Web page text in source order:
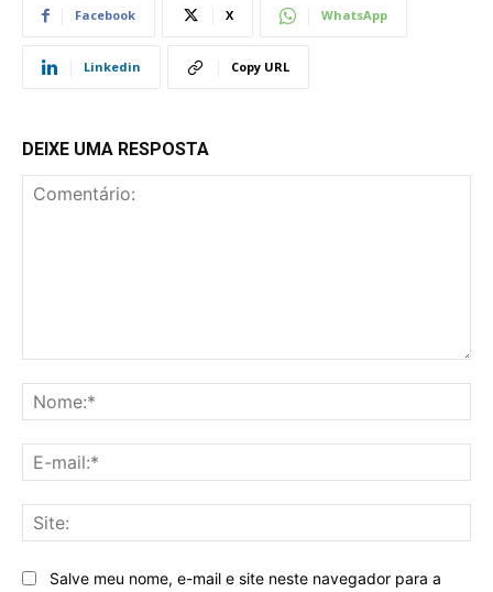
Facebook X WhatsApp
Linkedin Copy URL
DEIXE UMA RESPOSTA
Salve meu nome, e-mail e site neste navegador para a